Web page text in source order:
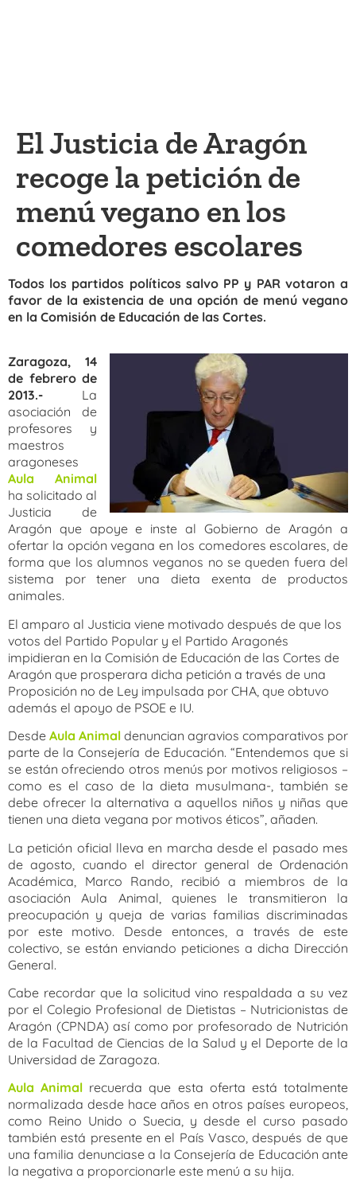
El Justicia de Aragón
recoge la petición de
menú vegano en los
comedores escolares
Todos los partidos políticos salvo PP y PAR votaron a
favor de la existencia de una opción de menú vegano
en la Comisión de Educación de las Cortes.
Zaragoza, 14
de febrero de
2013.- La
asociación de
profesores y
maestros
aragoneses
Aula Animal
ha solicitado al
Justicia de
Aragón que apoye e inste al Gobierno de Aragón a
ofertar la opción vegana en los comedores escolares, de
forma que los alumnos veganos no se queden fuera del
sistema por tener una dieta exenta de productos
animales.
El amparo al Justicia viene motivado después de que los
votos del Partido Popular y el Partido Aragonés
impidieran en la Comisión de Educación de las Cortes de
Aragón que prosperara dicha petición a través de una
Proposición no de Ley impulsada por CHA, que obtuvo
además el apoyo de PSOE e IU.
Desde Aula Animal denuncian agravios comparativos por
parte de la Consejería de Educación. “Entendemos que si
se están ofreciendo otros menús por motivos religiosos –
como es el caso de la dieta musulmana-, también se
debe ofrecer la alternativa a aquellos niños y niñas que
tienen una dieta vegana por motivos éticos”, añaden.
La petición oficial lleva en marcha desde el pasado mes
de agosto, cuando el director general de Ordenación
Académica, Marco Rando, recibió a miembros de la
asociación Aula Animal, quienes le transmitieron la
preocupación y queja de varias familias discriminadas
por este motivo. Desde entonces, a través de este
colectivo, se están enviando peticiones a dicha Dirección
General.
Cabe recordar que la solicitud vino respaldada a su vez
por el Colegio Profesional de Dietistas – Nutricionistas de
Aragón (CPNDA) así como por profesorado de Nutrición
de la Facultad de Ciencias de la Salud y el Deporte de la
Universidad de Zaragoza.
Aula Animal recuerda que esta oferta está totalmente
normalizada desde hace años en otros países europeos,
como Reino Unido o Suecia, y desde el curso pasado
también está presente en el País Vasco, después de que
una familia denunciase a la Consejería de Educación ante
la negativa a proporcionarle este menú a su hija.